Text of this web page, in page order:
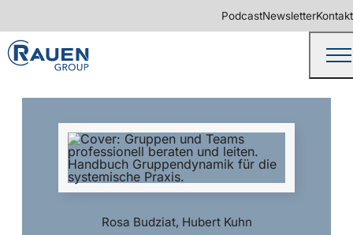
PodcastNewsletterKontakt
Rosa Budziat, Hubert Kuhn